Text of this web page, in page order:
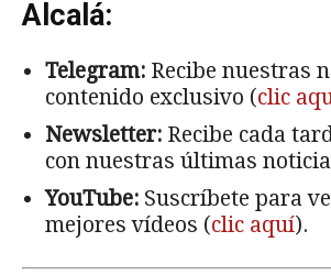
Alcalá:
Telegram: Recibe nuestras
contenido exclusivo (clic
Newsletter: Recibe cada
con nuestras últimas
YouTube: Suscríbete para
mejores vídeos (clic aquí).